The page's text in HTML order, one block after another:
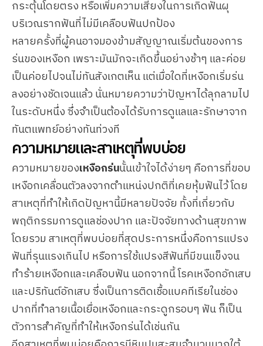
กระตุ้นโดยตรง หรือเพิ่มความเสี่ยงในการเกิดฟันผุ
บริเวณรากฟันที่ไม่มีเคลือบฟันปกป้อง
หลายครั้งที่ผู้คนอาจมองข้ามสัญญาณเริ่มต้นของการ
ร่นของเหงือก เพราะมันมักจะเกิดขึ้นอย่างช้าๆ และค่อย
เป็นค่อยไปจนไม่ทันสังเกตเห็น แต่เมื่อใดที่เหงือกเริ่มร่น
ลงอย่างชัดเจนแล้ว นั่นหมายความว่าปัญหาได้ลุกลามไป
ในระดับหนึ่ง ซึ่งจำเป็นต้องได้รับการดูแลและรักษาจาก
ทันตแพทย์อย่างทันท่วงที
ความหมายและสาเหตุที่พบบ่อย
ความหมายของเหงือกร่นนั้นเข้าใจได้ง่ายๆ คือการที่ขอบ
เหงือกเคลื่อนตัวลงจากตำแหน่งปกติที่เคยหุ้มฟันไว้ โดย
สาเหตุที่ทำให้เกิดปัญหานี้มีหลายปัจจัย ทั้งที่เกี่ยวกับ
พฤติกรรมการดูแลช่องปาก และปัจจัยทางด้านสุขภาพ
โดยรวม สาเหตุที่พบบ่อยที่สุดประการหนึ่งคือการแปรง
ฟันที่รุนแรงเกินไป หรือการใช้แปรงสีฟันที่มีขนแข็งจน
ทำร้ายเหงือกและเคลือบฟัน นอกจากนี้ โรคเหงือกอักเสบ
และปริทันต์อักเสบ ซึ่งเป็นการติดเชื้อแบคทีเรียในช่อง
ปากที่ทำลายเนื้อเยื่อเหงือกและกระดูกรอบๆ ฟัน ก็เป็น
ตัวการสำคัญที่ทำให้เหงือกร่นได้เช่นกัน